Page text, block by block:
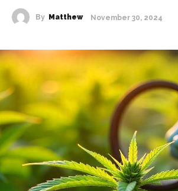
By Matthew November 30, 2024